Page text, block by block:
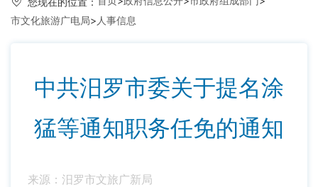
市文化旅游广电局> 人事信息
中共汨罗市委关于提名涂
猛等通知职务任免的通知
来源：汨罗市文旅广新局